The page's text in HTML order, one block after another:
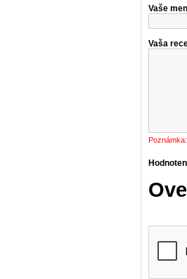
Vaše
Vaša
Poznámka: